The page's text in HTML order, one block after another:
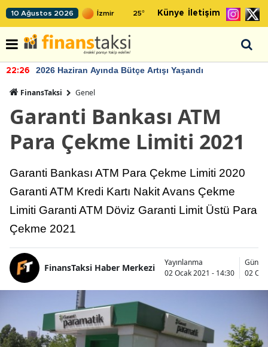
10 Ağustos 2026 25° Künye İletişim
22:26 2026 Haziran Ayında Bütçe Artışı Yaşandı
FinansTaksi Genel
Garanti Bankası ATM
Para Çekme Limiti 2021
Garanti Bankası ATM Para Çekme Limiti 2020
Garanti ATM Kredi Kartı Nakit Avans Çekme
Limiti Garanti ATM Döviz Garanti Limit Üstü Para
Çekme 2021
FinansTaksi Haber Merkezi
Yayınlanma
02 Ocak 2021 - 14:30
02